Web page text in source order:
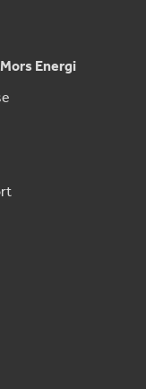
Energi